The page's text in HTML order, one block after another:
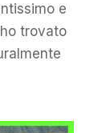
e
trovato